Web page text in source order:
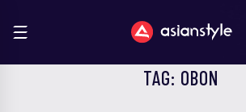
TAG: OBON